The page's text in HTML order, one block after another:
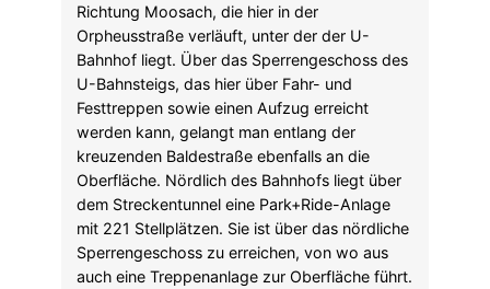
Richtung Moosach, die hier in der
Orpheusstraße verläuft, unter der der U-
Bahnhof liegt. Über das Sperrengeschoss des
U-Bahnsteigs, das hier über Fahr- und
Festtreppen sowie einen Aufzug erreicht
werden kann, gelangt man entlang der
kreuzenden Baldestraße ebenfalls an die
Oberfläche. Nördlich des Bahnhofs liegt über
dem Streckentunnel eine Park+Ride-Anlage
mit 221 Stellplätzen. Sie ist über das nördliche
Sperrengeschoss zu erreichen, von wo aus
auch eine Treppenanlage zur Oberfläche führt.